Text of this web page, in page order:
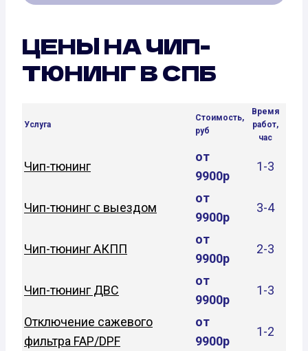
ЦЕНЫ НА ЧИП-
ТЮНИНГ В СПБ
Услуга
Стоимость,
руб
Время
работ,
час
Чип-тюнинг
от
9900р
1-3
Чип-тюнинг с выездом
от
9900р
3-4
Чип-тюнинг АКПП
от
9900р
2-3
Чип-тюнинг ДВС
от
9900р
1-3
Отключение сажевого
фильтра FAP/DPF
от
9900р
1-2